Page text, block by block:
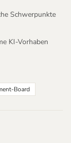
Schwerpunkte
KI-Vorhaben
Board